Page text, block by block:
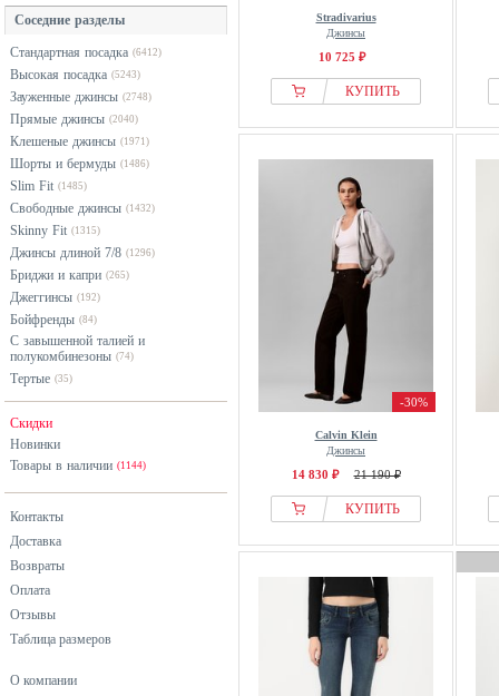
G-star Raw
Gang
Gina Tricot
Guess
Herrlicher
Hollister Co.
JDY
Juicy Couture
Karl Kani
Le Temps Des Cerises
Lee
Levis®
Liu Jo
LTB
MAC
Mango
Mavi
Mos Mosh
My Essential Wardrobe
серый
синий
черный
Соседние разделы
Стандартная посадка (6412)
Высокая посадка (5243)
Зауженные джинсы (2748)
Прямые джинсы (2040)
Клешеные джинсы (1971)
Шорты и бермуды (1486)
Slim Fit (1485)
Свободные джинсы (1432)
Skinny Fit (1315)
Джинсы длиной 7/8 (1296)
Бриджи и капри (265)
Джеггинсы (192)
Бойфренды (84)
С завышенной талией и
полукомбинезоны (74)
Тертые (35)
Скидки
Новинки
Товары в наличии (1144)
Контакты
Доставка
Возвраты
Оплата
Отзывы
Таблица размеров
О компании
Stradivarius
Джинсы
10 725 ₽
КУПИТЬ
-30%
Calvin Klein
Джинсы
14 830 ₽ 21 190 ₽
КУПИТЬ